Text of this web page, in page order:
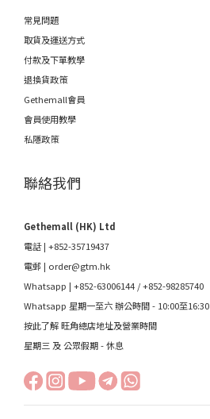
常見問題
取貨及運送方式
付款及下單教學
退換貨政策
Gethemall會員
會員使用教學
私隱政策
聯絡我們
Gethemall (HK) Ltd
電話 | +852-35719437
電郵 | order@gtm.hk
Whatsapp | +852-63006144 /+852-98285740
Whatsapp 星期一至六 辦公時間 - 10:00至16:30
按此了解 旺角總店地址及營業時間
星期三 及 公眾假期 - 休息